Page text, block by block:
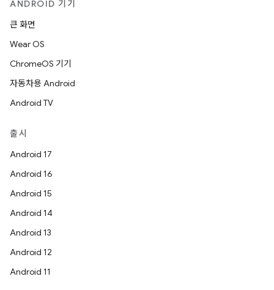
ANDROID 기기
큰 화면
Wear OS
ChromeOS 기기
자동차용 Android
Android TV
출시
Android 17
Android 16
Android 15
Android 14
Android 13
Android 12
Android 11